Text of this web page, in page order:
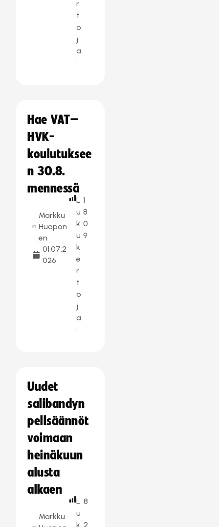
r
t
o
j
a
:
Hae VAT–
HVK-
koulutuksee
n 30.8.
mennessä
Markku
Huopon
en
01.07.2
026
L
u
k
u
k
e
r
t
o
j
a
:
1
8
0
9
Uudet
salibandyn
pelisäännöt
voimaan
heinäkuun
alusta
alkaen
Markku
L
u
k
8
2